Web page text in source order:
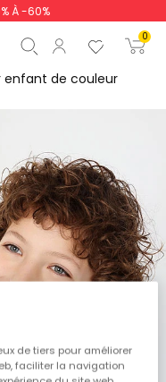
À -60%
0
0,00 €
Commencer la
enfant de couleur
de tiers pour améliorer
faciliter la navigation